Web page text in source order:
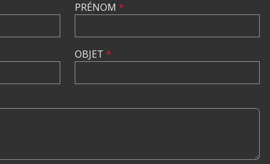
PRÉNOM *
OBJET *